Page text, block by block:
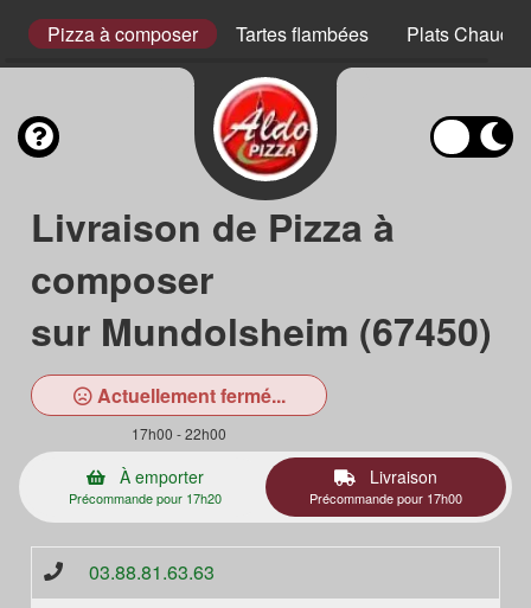
Pizza à composer Tartes flambées Plats Chauds
Livraison de Pizza à
composer
sur Mundolsheim (67450)
Actuellement fermé...
17h00 - 22h00
À emporter
Précommande pour 17h20
Livraison
Précommande pour 17h00
03.88.81.63.63